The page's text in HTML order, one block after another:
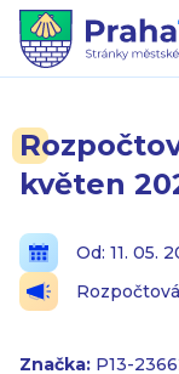
květen
Od: 11. 05.
Značka: P13-